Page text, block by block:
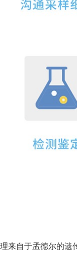
来自于孟德尔的